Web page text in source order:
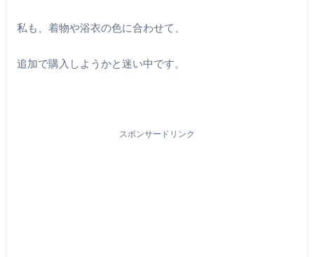
私も、着物や浴衣の色に合わせて、
追加で購入しようかと迷い中です。
スポンサードリンク